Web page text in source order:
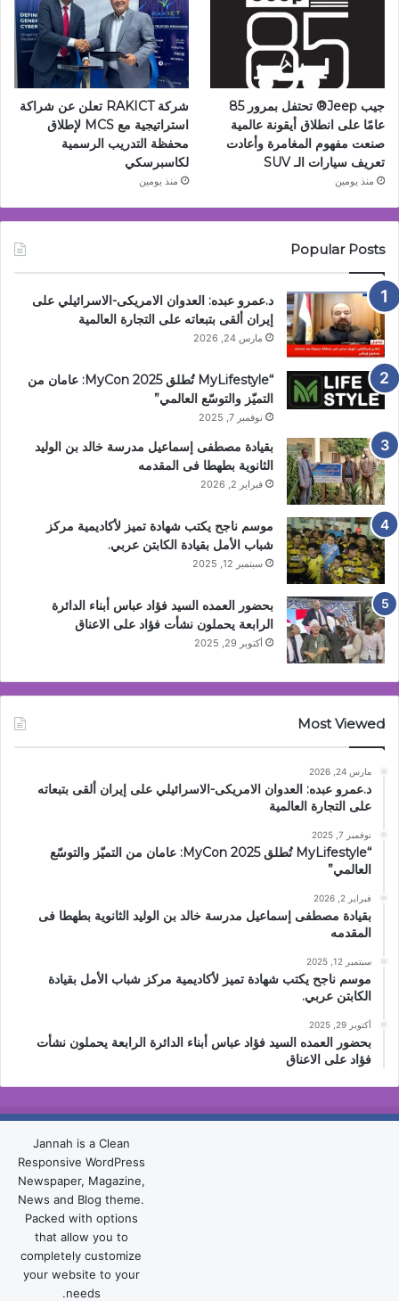
جيب Jeep®️ تحتفل بمرور 85
عامًا على انطلاق أيقونة عالمية
صنعت مفهوم المغامرة وأعادت
تعريف سيارات الـ SUV
منذ يومين
شركة RAKICT تعلن عن شراكة
استراتيجية مع MCS لإطلاق
محفظة التدريب الرسمية
لكاسبرسكي
منذ يومين
Popular Posts
د.عمرو عبده: العدوان الامريكى-الاسرائيلي على
إيران ألقى بتبعاته على التجارة العالمية
مارس 24, 2026
“MyLifestyle تُطلق MyCon 2025: عامان من
التميّز والتوسّع العالمي”
نوفمبر 7, 2025
بقيادة مصطفى إسماعيل مدرسة خالد بن الوليد
الثانوية بطهطا فى المقدمه
فبراير 2, 2026
موسم ناجح يكتب شهادة تميز لأكاديمية مركز
شباب الأمل بقيادة الكابتن عربي.
سبتمبر 12, 2025
بحضور العمده السيد فؤاد عباس أبناء الدائرة
الرابعة يحملون نشأت فؤاد على الاعناق
أكتوبر 29, 2025
Most Viewed
مارس 24, 2026
د.عمرو عبده: العدوان الامريكى-الاسرائيلي على إيران ألقى بتبعاته
على التجارة العالمية
نوفمبر 7, 2025
“MyLifestyle تُطلق MyCon 2025: عامان من التميّز والتوسّع
العالمي”
فبراير 2, 2026
بقيادة مصطفى إسماعيل مدرسة خالد بن الوليد الثانوية بطهطا فى
المقدمه
سبتمبر 12, 2025
موسم ناجح يكتب شهادة تميز لأكاديمية مركز شباب الأمل بقيادة
الكابتن عربي.
أكتوبر 29, 2025
بحضور العمده السيد فؤاد عباس أبناء الدائرة الرابعة يحملون نشأت
فؤاد على الاعناق
Jannah is a Clean
Responsive WordPress
Newspaper, Magazine,
News and Blog theme.
Packed with options
that allow you to
completely customize
your website to your
needs.